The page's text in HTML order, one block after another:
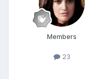
Members
23